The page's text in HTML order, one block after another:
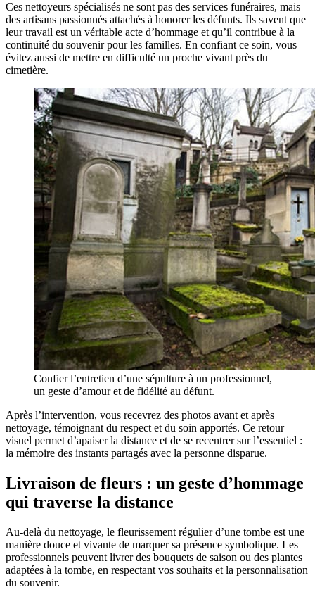
Ces nettoyeurs spécialisés ne sont pas des services funéraires, mais
des artisans passionnés attachés à honorer les défunts. Ils savent que
leur travail est un véritable acte d’hommage et qu’il contribue à la
continuité du souvenir pour les familles. En confiant ce soin, vous
évitez aussi de mettre en difficulté un proche vivant près du
cimetière.
Confier l’entretien d’une sépulture à un professionnel,
un geste d’amour et de fidélité au défunt.
Après l’intervention, vous recevrez des photos avant et après
nettoyage, témoignant du respect et du soin apportés. Ce retour
visuel permet d’apaiser la distance et de se recentrer sur l’essentiel :
la mémoire des instants partagés avec la personne disparue.
Livraison de fleurs : un geste d’hommage
qui traverse la distance
Au-delà du nettoyage, le fleurissement régulier d’une tombe est une
manière douce et vivante de marquer sa présence symbolique. Les
professionnels peuvent livrer des bouquets de saison ou des plantes
adaptées à la tombe, en respectant vos souhaits et la personnalisation
du souvenir.